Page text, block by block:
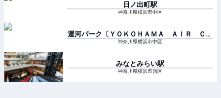
日ノ出町駅
神奈川県横浜市中区
運河パーク〔ＹＯＫＯＨＡＭＡ ＡＩＲ ＣＡ
ＢＩＮ〕駅
神奈川県横浜市中区
みなとみらい駅
神奈川県横浜市西区